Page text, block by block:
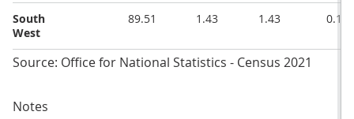
South
West
89.51 1.43 1.43 0.13
Source: Office for National Statistics - Census 2021
Notes